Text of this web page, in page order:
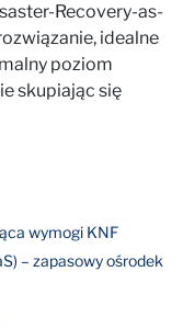
Recovery-as-
idealne
poziom
skupiając się
wymogi KNF
– zapasowy ośrodek